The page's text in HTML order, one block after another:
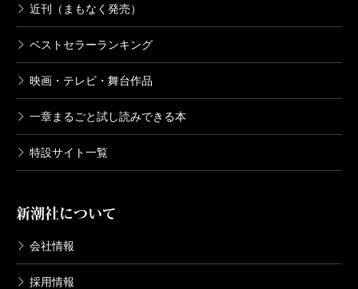
近刊（まもなく発売）
ベストセラーランキング
映画・テレビ・舞台作品
一章まるごと試し読みできる本
特設サイト一覧
新潮社について
会社情報
採用情報